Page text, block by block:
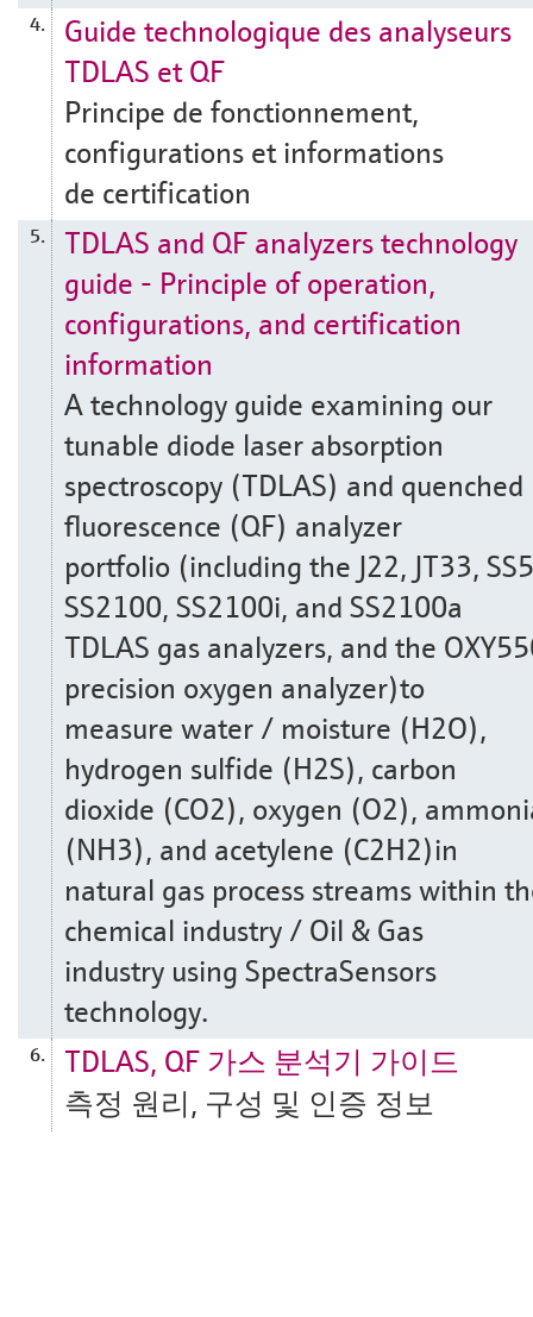
4.
Guide technologique des analyseurs
TDLAS et QF
Principe de fonctionnement,
configurations et informations
de certification
5.
TDLAS and QF analyzers technology
guide - Principle of operation,
configurations, and certification
information
A technology guide examining our
tunable diode laser absorption
spectroscopy (TDLAS) and quenched
fluorescence (QF) analyzer
portfolio (including the J22, JT33,
SS2100, SS2100i, and SS2100a
TDLAS gas analyzers, and the
precision oxygen analyzer)to
measure water / moisture (H2O),
hydrogen sulfide (H2S), carbon
dioxide (CO2), oxygen (O2),
(NH3), and acetylene (C2H2)in
natural gas process streams within
chemical industry / Oil & Gas
industry using SpectraSensors
technology.
6.
TDLAS, QF 가스 분석기 가이드
측정 원리, 구성 및 인증 정보